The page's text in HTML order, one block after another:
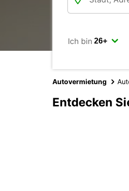
Ich bin
Autovermietung
Entdecken